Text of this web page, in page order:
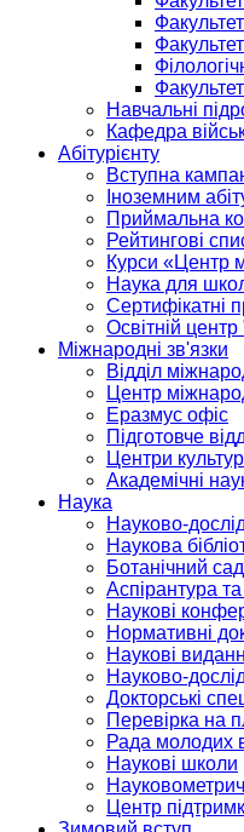
Навчальні
Кафедра
Абітурієнту
Вступна
Іноземним
Приймальна
Рейтингові
Курси «Центр
Наука для
Сертифікатні
Освітній
Міжнародні зв'язки
Відділ
Центр
Еразмус офіс
Підготовче
Центри
Академічні
Наука
Науково-
Наукова
Ботанічний сад
Аспірантура
Наукові
Нормативні
Наукові
Науково-
Докторські
Перевірка на
Рада молодих
Наукові школи
Центр